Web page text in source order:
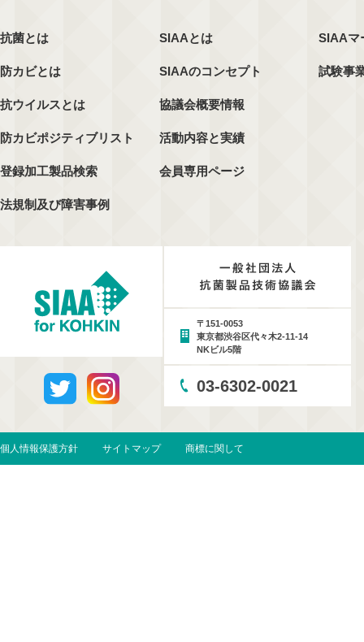
抗菌とは
防カビとは
抗ウイルスとは
防カビポジティブリスト
登録加工製品検索
法規制及び障害事例
SIAAとは
SIAAのコンセプト
協議会概要情報
活動内容と実績
会員専用ページ
SIAAマ
試験事
〒151-0053
東京都渋谷区代々木2-11-14
NKビル5階
03-6302-0021
個人情報保護方針 サイトマップ 商標に関して